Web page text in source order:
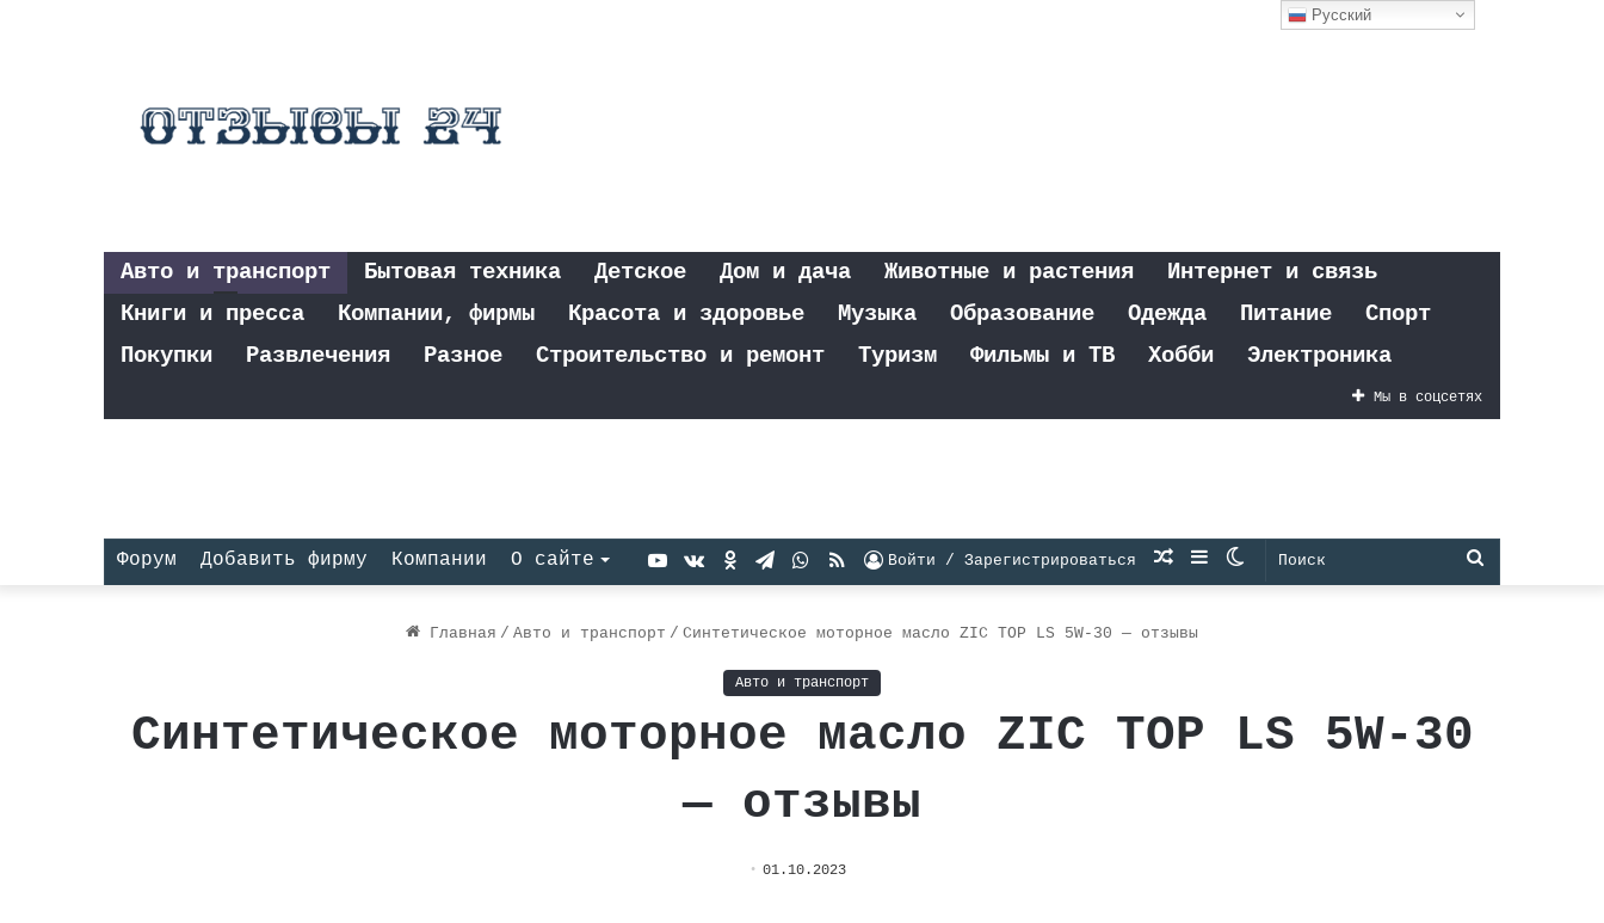
Авто и транспорт Бытовая техника Детское Дом и дача Животные и растения
Интернет и связь
Книги и пресса
Компании, фирмы Красота и здоровье Музыка Образование Одежда Питание
Спорт
Покупки
Развлечения Разное Строительство и ремонт Туризм Фильмы и ТВ Хобби Электроника
Мы в соцсетях
Форум Добавить фирму Компании О сайте Поиск
Switch
Sidebar
Случайная
Войти / Зарегистрироваться
RSS
WhatsApp
Telegram
Одноклассники
vk.com
YouTube
Главная / Авто и транспорт / Синтетическое моторное масло ZIC TOP LS 5W-30 — отзывы
Авто и транспорт
Синтетическое моторное масло ZIC TOP LS 5W-30
— отзывы
01.10.2023
Русский